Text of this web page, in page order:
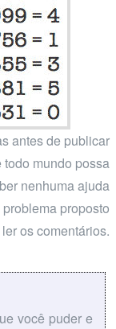
antes de publicar
mundo possa
nenhuma ajuda
proposto
os comentários.
você puder e